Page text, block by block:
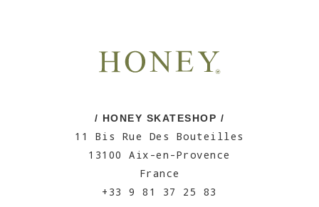
/ HONEY SKATESHOP /
11 Bis Rue Des Bouteilles
13100 Aix-en-Provence
France
+33 9 81 37 25 83